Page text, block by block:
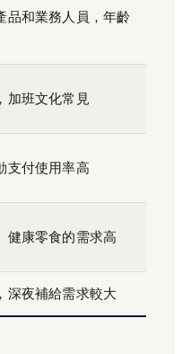
品和業務人員，年齡
加班文化常見
支付使用率高
健康零食的需求高
深夜補給需求較大